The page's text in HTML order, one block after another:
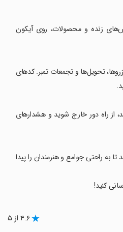
زنده و محصولات، روی آیکون
تحویل‌ها و تجمعات تمبر. کدهای
از راه دور خارج شوید و هشدارهای
به راحتی جوامع و هنرمندان را پیدا
کنید!
۴.۶ از ۵